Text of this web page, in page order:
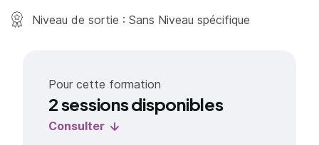
Niveau de sortie : Sans Niveau spécifique
Pour cette formation
2 sessions disponibles
Consulter